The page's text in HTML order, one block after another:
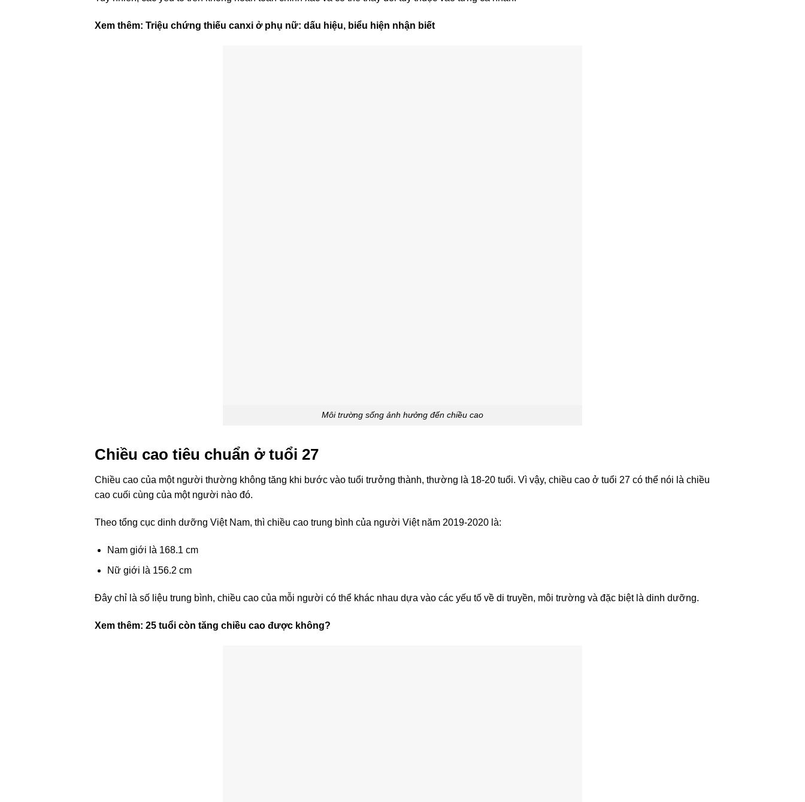
Xem thêm: Triệu chứng thiếu canxi ở phụ nữ: dấu hiệu, biểu hiện nhận biết
Môi trường sống ảnh hưởng đến chiều cao
Chiều cao tiêu chuẩn ở tuổi 27
Chiều cao của một người thường không tăng khi bước vào tuổi trưởng thành, thường là 18-20 tuổi. Vì vậy, chiều cao ở tuổi 27 có thể nói là chiều
cao cuối cùng của một người nào đó.
Theo tổng cục dinh dưỡng Việt Nam, thì chiều cao trung bình của người Việt năm 2019-2020 là:
Nam giới là 168.1 cm
Nữ giới là 156.2 cm
Đây chỉ là số liệu trung bình, chiều cao của mỗi người có thể khác nhau dựa vào các yếu tố về di truyền, môi trường và đặc biệt là dinh dưỡng.
Xem thêm: 25 tuổi còn tăng chiều cao được không?